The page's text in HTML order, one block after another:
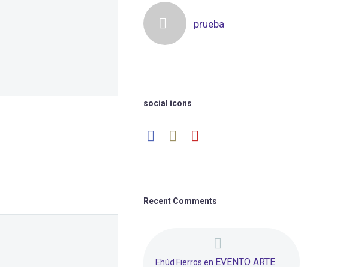
prueba
social icons
Recent Comments
Ehúd Fierros en EVENTO ARTE